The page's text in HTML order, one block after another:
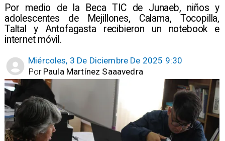
Por medio de la Beca TIC de Junaeb, niños y
adolescentes de Mejillones, Calama, Tocopilla,
Taltal y Antofagasta recibieron un notebook e
internet móvil.
Miércoles, 3 De Diciembre De 2025 9:30
Paula Martínez Saaavedra
Por